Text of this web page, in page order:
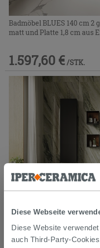
Diese Webseite
Diese Website
auch Third-Party-
Badmöbel BLUES 140 cm
matt und Platte 1,8 cm aus
1.597,60 € /STK.
Badmöbel BLUES 140 cm
und Top 1,2 cm Phoenix